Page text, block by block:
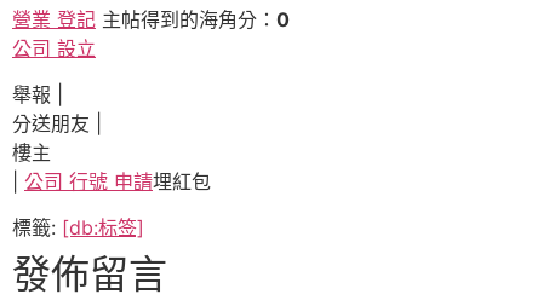
營業 登記 主帖得到的海角分： 0
公司 設立
舉報 |
分送朋友 |
樓主
公司 行號 申請埋紅包
標籤: [db:标签]
發佈留言